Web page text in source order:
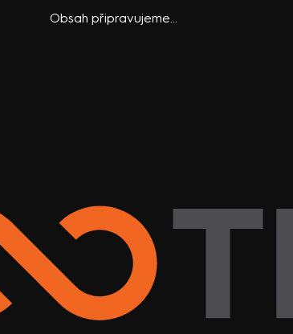
Obsah připravujeme...